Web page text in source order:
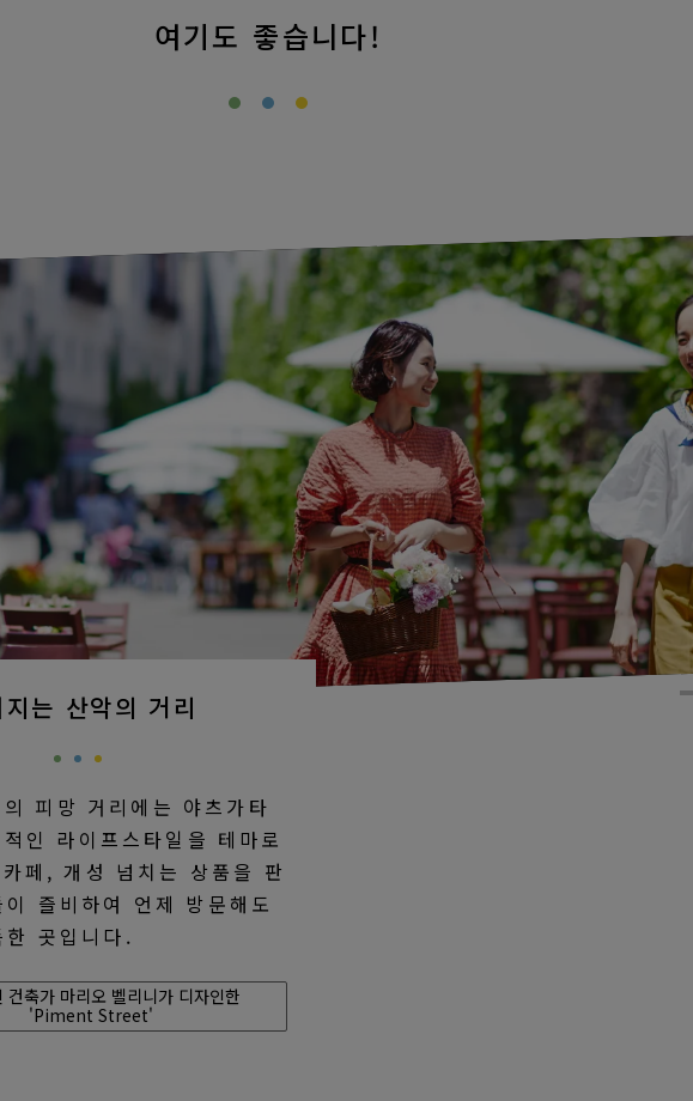
여기도 좋습니다!
지는 산악의 거리
피망 거리에는 야츠가타
인 라이프스타일을 테마로
페, 개성 넘치는 상품을 판
즐비하여 언제 방문해도
곳입니다.
건축가 마리오 벨리니가 디자인한
'Piment Street'